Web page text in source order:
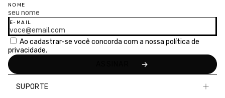
NOME
E-MAIL
Ao cadastrar-se você concorda com a nossa política de
privacidade.
SUPORTE